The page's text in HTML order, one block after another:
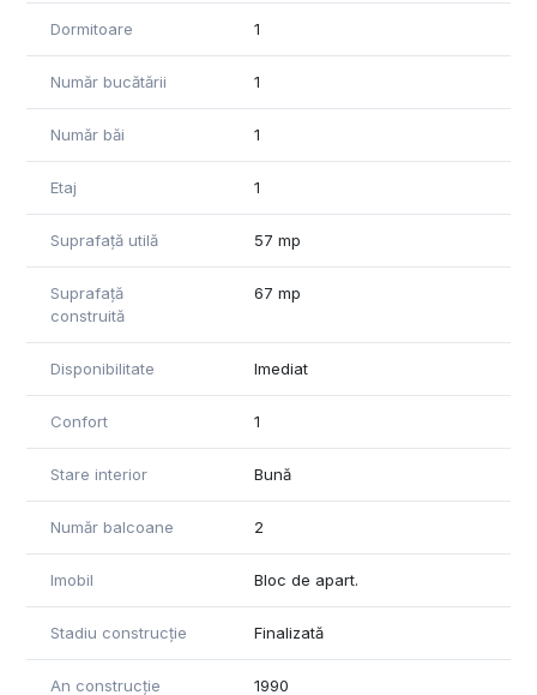
Dormitoare 1
Număr bucătării 1
Număr băi 1
Etaj 1
Suprafață utilă 57 mp
Suprafață
construită
67 mp
Disponibilitate Imediat
Confort 1
Stare interior Bună
Număr balcoane 2
Imobil Bloc de apart.
Stadiu construcție Finalizată
An construcție 1990